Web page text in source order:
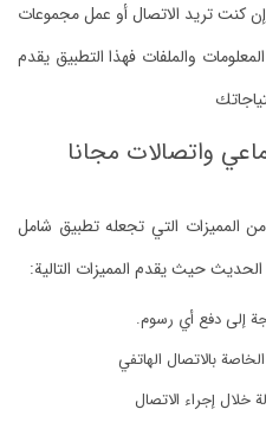
كنت تريد الاتصال أو عمل مجموعات
والملفات فهذا التطبيق يقدم
واتصالات مجانا
المميزات التي تجعله تطبيق شامل
حيث يقدم المميزات التالية:
إلى دفع أي رسوم.
بالاتصال الهاتفي
خلال إجراء الاتصال